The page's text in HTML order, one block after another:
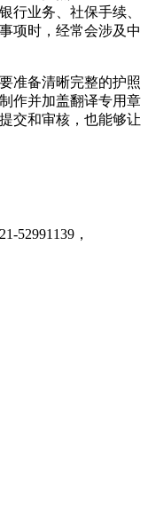
行业务、社保手续、
项时，经常会涉及中
准备清晰完整的护照
作并加盖翻译专用章
交和审核，也能够让
52991139，